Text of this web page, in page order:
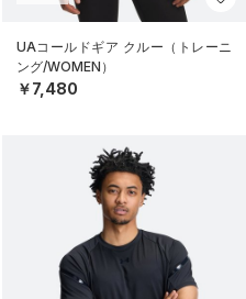
UAコールドギア クルー（トレーニ
ング/WOMEN）
￥7,480